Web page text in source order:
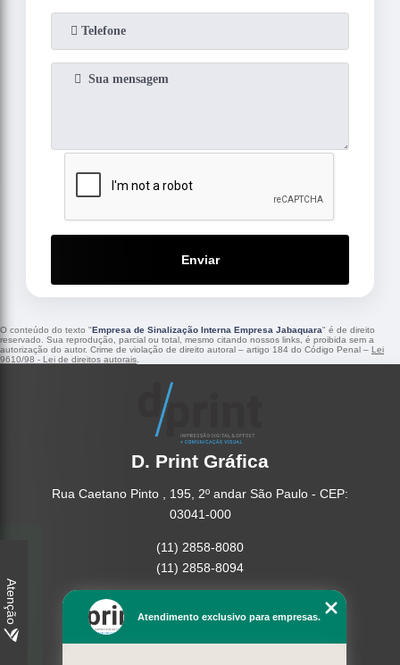
Enviar
O conteúdo do texto "Empresa de Sinalização Interna Empresa Jabaquara" é de direito
reservado. Sua reprodução, parcial ou total, mesmo citando nossos links, é proibida sem a
autorização do autor. Crime de violação de direito autoral – artigo 184 do Código Penal – Lei
9610/98 - Lei de direitos autorais.
D. Print Gráfica
Rua Caetano Pinto , 195, 2º andar São Paulo - CEP:
03041-000
(11) 2858-8080
(11) 2858-8094
Empresa
Missão
Atendimento exclusivo para empresas.
Atenção